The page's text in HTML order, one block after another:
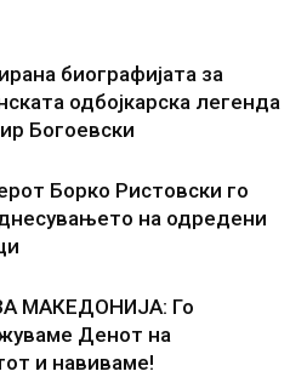
биографијата за
одбојкарска легенда
Богоевски
Борко Ристовски го
на одредени
МАКЕДОНИЈА: Го
Денот на
и навиваме!